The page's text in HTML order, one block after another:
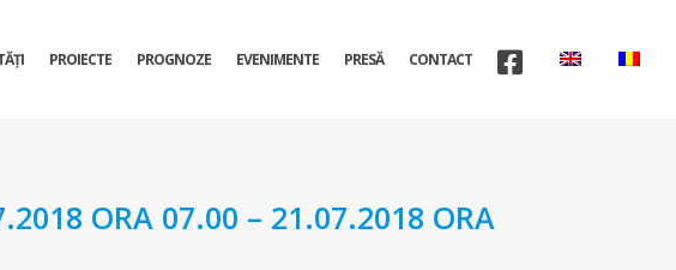
PROIECTE PROGNOZE EVENIMENTE PRESĂ CONTACT
ORA 07.00 – 21.07.2018 ORA